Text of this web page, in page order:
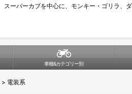
スーパーカブを中心に、モンキー・ゴリラ、
車種&カテゴリー別
> 電装系